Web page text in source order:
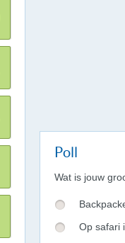
Poll
Wat is jouw
Op safari